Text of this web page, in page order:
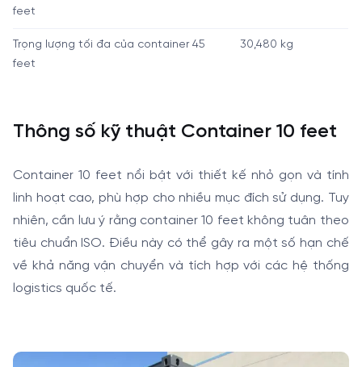
feet
Trọng lượng tối đa của container 45
feet
30,480 kg
Thông số kỹ thuật Container 10 feet
Container 10 feet nổi bật với thiết kế nhỏ gọn và tính
linh hoạt cao, phù hợp cho nhiều mục đích sử dụng. Tuy
nhiên, cần lưu ý rằng container 10 feet không tuân theo
tiêu chuẩn ISO. Điều này có thể gây ra một số hạn chế
về khả năng vận chuyển và tích hợp với các hệ thống
logistics quốc tế.